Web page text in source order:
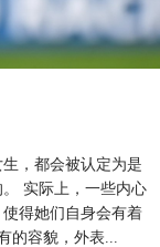
，都会被认定为是
实际上，一些内心
得她们自身会有着
的容貌，外表...